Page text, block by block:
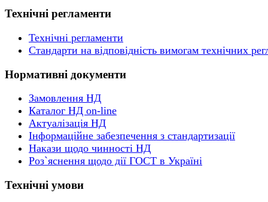
Технічні регламенти
Технічні регламенти
Стандарти на відповідність вимогам технічних
Нормативні документи
Замовлення НД
Каталог НД on-line
Актуалізація НД
Інформаційне забезпечення з стандартизації
Накази щодо чинності НД
Роз`яснення щодо дії ГОСТ в Україні
Технічні умови